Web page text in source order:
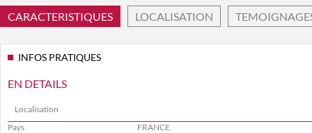
CARACTERISTIQUES LOCALISATION
INFOS PRATIQUES
EN DETAILS
Localisation
Pays
FRANCE